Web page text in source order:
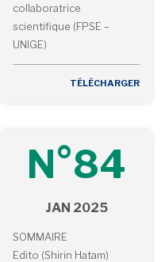
collaboratrice
scientifique (FPSE –
UNIGE)
TÉLÉCHARGER
N°84
JAN 2025
SOMMAIRE
Edito (Shirin Hatam)